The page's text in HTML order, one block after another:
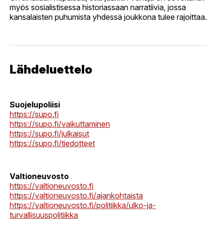
myös sosialistisessa historiassaan narratiivia, jossa
kansalaisten puhumista yhdessä joukkona tulee rajoittaa.
Lähdeluettelo
Suojelupoliisi
https://supo.fi
https://supo.fi/vaikuttaminen
https://supo.fi/julkaisut
https://supo.fi/tiedotteet
Valtioneuvosto
https://valtioneuvosto.fi
https://valtioneuvosto.fi/ajankohtaista
https://valtioneuvosto.fi/politiikka/ulko-ja-
turvallisuuspolitiikka